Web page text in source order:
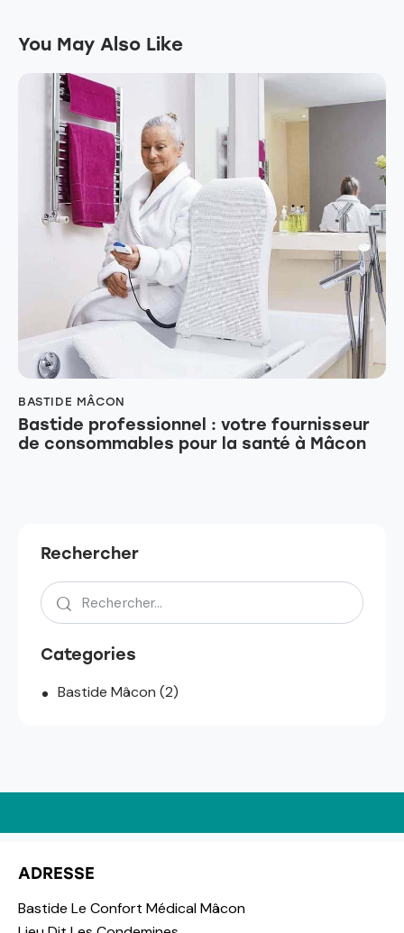
You May Also Like
BASTIDE MÂCON
Bastide professionnel : votre fournisseur
de consommables pour la santé à Mâcon
Rechercher
Categories
Bastide Mâcon (2)
ADRESSE
Bastide Le Confort Médical Mâcon